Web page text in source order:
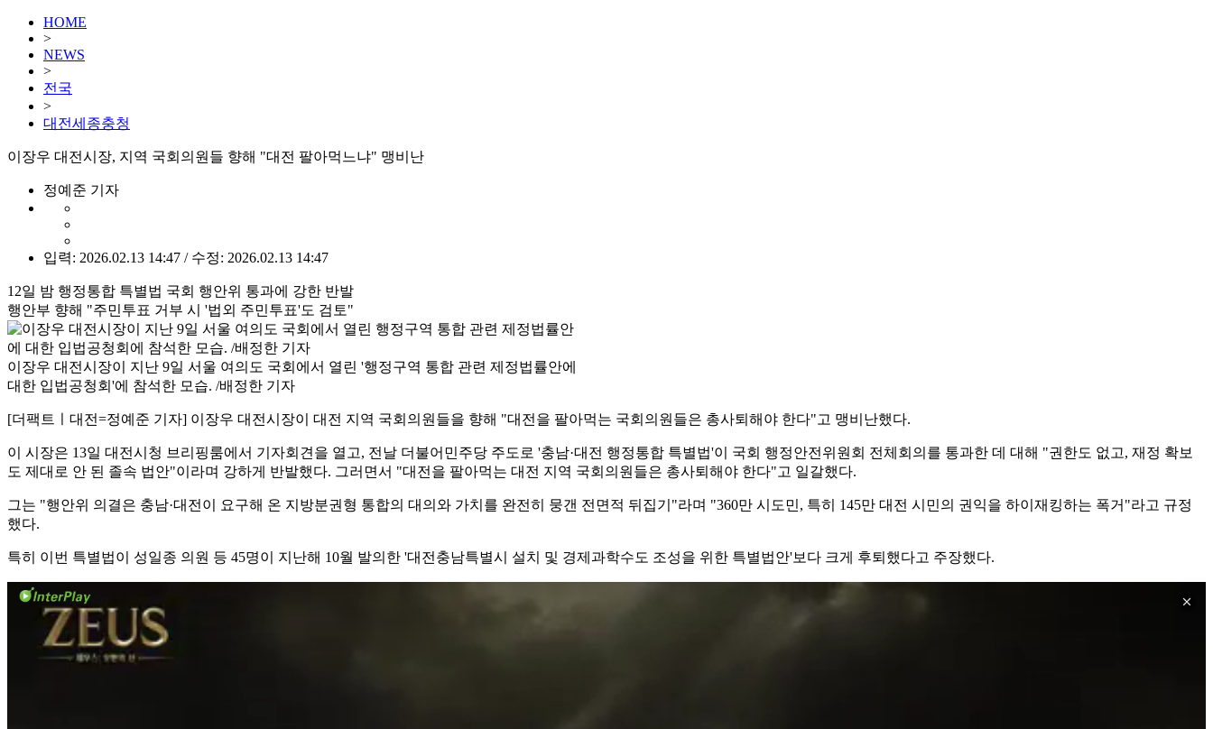
HOME
>
NEWS
>
전국
>
대전세종충청
이장우 대전시장, 지역 국회의원들 향해 "대전 팔아먹느냐" 맹비난
정예준 기자
입력: 2026.02.13 14:47 / 수정: 2026.02.13 14:47
12일 밤 행정통합 특별법 국회 행안위 통과에 강한 반발
행안부 향해 "주민투표 거부 시 '법외 주민투표'도 검토"
이장우 대전시장이 지난 9일 서울 여의도 국회에서 열린 '행정구역 통합 관련 제정법률안에
대한 입법공청회'에 참석한 모습. /배정한 기자
[더팩트ㅣ대전=정예준 기자] 이장우 대전시장이 대전 지역 국회의원들을 향해 "대전을 팔아먹는 국회의원들은 총사퇴해야 한다"고 맹비난했다.
이 시장은 13일 대전시청 브리핑룸에서 기자회견을 열고, 전날 더불어민주당 주도로 '충남·대전 행정통합 특별법'이 국회 행정안전위원회 전체회의를 통과한 데 대해 "권한도 없고, 재정 확보
도 제대로 안 된 졸속 법안"이라며 강하게 반발했다. 그러면서 "대전을 팔아먹는 대전 지역 국회의원들은 총사퇴해야 한다"고 일갈했다.
그는 "행안위 의결은 충남·대전이 요구해 온 지방분권형 통합의 대의와 가치를 완전히 뭉갠 전면적 뒤집기"라며 "360만 시도민, 특히 145만 대전 시민의 권익을 하이재킹하는 폭거"라고 규정
했다.
특히 이번 특별법이 성일종 의원 등 45명이 지난해 10월 발의한 '대전충남특별시 설치 및 경제과학수도 조성을 위한 특별법안'보다 크게 후퇴했다고 주장했다.